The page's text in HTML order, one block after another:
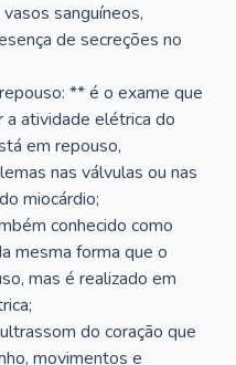
sanguíneos,
de secreções no
** é o exame que
a atividade elétrica do
em repouso,
nas válvulas ou nas
miocárdio;
conhecido como
mesma forma que o
mas é realizado em
do coração que
movimentos e